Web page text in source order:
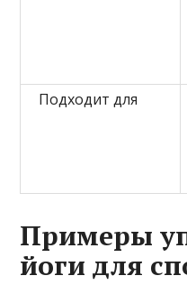
Подходит для
Примеры
йоги для